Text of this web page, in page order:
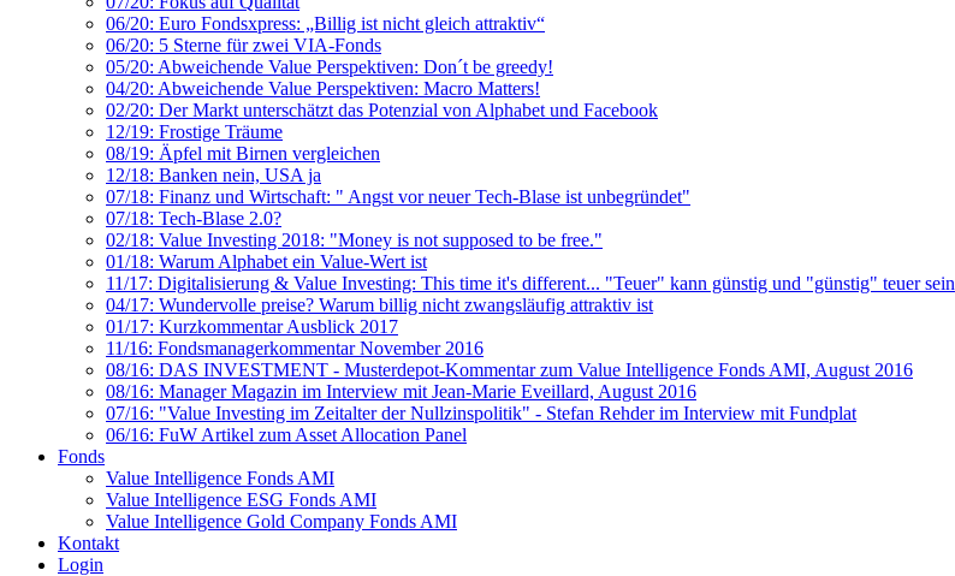
06/20: Euro Fondsxpress: „Billig ist nicht gleich attraktiv“
06/20: 5 Sterne für zwei VIA-Fonds
05/20: Abweichende Value Perspektiven: Don´t be greedy!
04/20: Abweichende Value Perspektiven: Macro Matters!
02/20: Der Markt unterschätzt das Potenzial von Alphabet und Facebook
12/19: Frostige Träume
08/19: Äpfel mit Birnen vergleichen
12/18: Banken nein, USA ja
07/18: Finanz und Wirtschaft: " Angst vor neuer Tech-Blase ist unbegründet"
07/18: Tech-Blase 2.0?
02/18: Value Investing 2018: "Money is not supposed to be free."
01/18: Warum Alphabet ein Value-Wert ist
11/17: Digitalisierung & Value Investing: This time it's different... "Teuer" kann günstig und "günstig" teuer sein
04/17: Wundervolle preise? Warum billig nicht zwangsläufig attraktiv ist
01/17: Kurzkommentar Ausblick 2017
11/16: Fondsmanagerkommentar November 2016
08/16: DAS INVESTMENT - Musterdepot-Kommentar zum Value Intelligence Fonds AMI, August 2016
08/16: Manager Magazin im Interview mit Jean-Marie Eveillard, August 2016
07/16: "Value Investing im Zeitalter der Nullzinspolitik" - Stefan Rehder im Interview mit Fundplat
06/16: FuW Artikel zum Asset Allocation Panel
Fonds
Value Intelligence Fonds AMI
Value Intelligence ESG Fonds AMI
Value Intelligence Gold Company Fonds AMI
Kontakt
Login